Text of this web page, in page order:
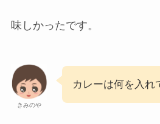
味しかったです。
きみのや
カレーは何を入れ